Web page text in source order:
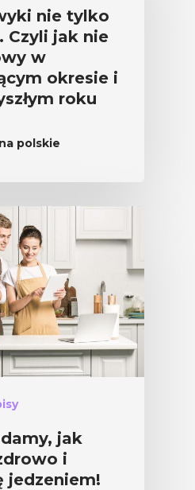
nie tylko
Czyli jak nie
w
okresie i
roku
polskie
jak
i
jedzeniem!